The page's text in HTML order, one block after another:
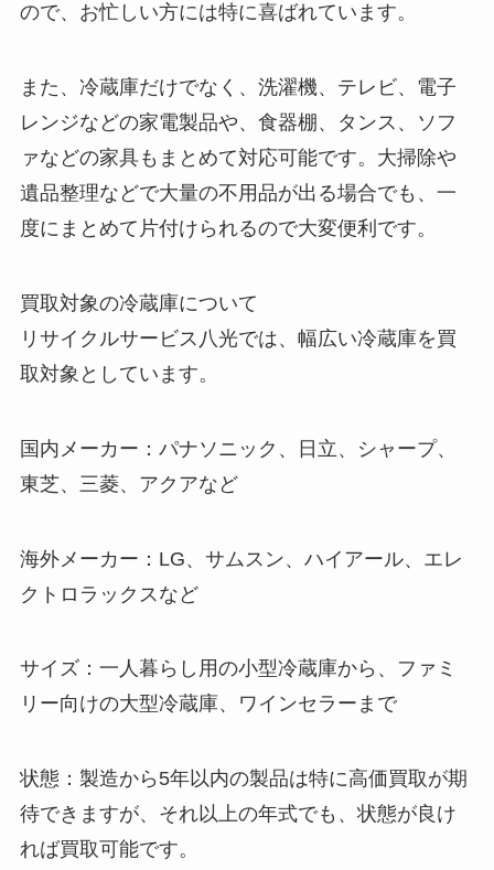
ので、お忙しい方には特に喜ばれています。
また、冷蔵庫だけでなく、洗濯機、テレビ、電子
レンジなどの家電製品や、食器棚、タンス、ソフ
ァなどの家具もまとめて対応可能です。大掃除や
遺品整理などで大量の不用品が出る場合でも、一
度にまとめて片付けられるので大変便利です。
買取対象の冷蔵庫について
リサイクルサービス八光では、幅広い冷蔵庫を買
取対象としています。
国内メーカー：パナソニック、日立、シャープ、
東芝、三菱、アクアなど
海外メーカー：LG、サムスン、ハイアール、エレ
クトロラックスなど
サイズ：一人暮らし用の小型冷蔵庫から、ファミ
リー向けの大型冷蔵庫、ワインセラーまで
状態：製造から5年以内の製品は特に高価買取が期
待できますが、それ以上の年式でも、状態が良け
れば買取可能です。